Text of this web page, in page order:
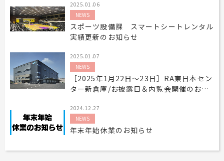
2025.01.06
NEWS
スポーツ設備課 スマートシートレンタル
実績更新のお知らせ
2025.01.07
NEWS
［2025年1月22日～23日］RA東日本セン
ター新倉庫/お披露目＆内覧会開催のお知
2024.12.27
NEWS
年末年始休業のお知らせ